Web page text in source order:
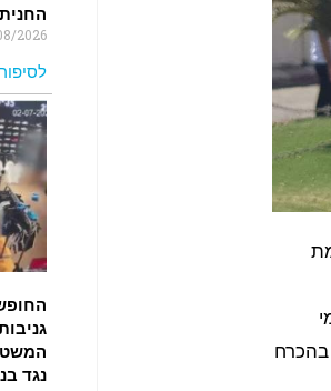
בהכרח
החנית׳ (55), נפל בקרב
2026
נגד